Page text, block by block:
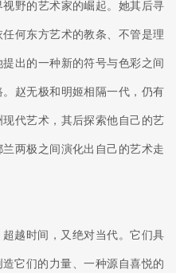
野的艺术家的崛起。她其后寻
何东方艺术的教条、不管是理
出的一种新的符号与色彩之间
赵无极和明姬相隔一代，仍有
代艺术，其后探索他自己的艺
两极之间演化出自己的艺术走
时间，又绝对当代。它们具
它们的力量​​、一种源自喜悦的